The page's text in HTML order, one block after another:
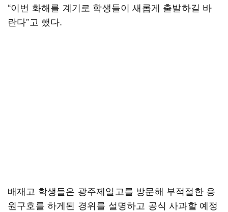
“이번 화해를 계기로 학생들이 새롭게 출발하길 바
란다”고 했다.
배재고 학생들은 광주제일고를 방문해 부적절한 응
원구호를 하게된 경위를 설명하고 공식 사과할 예정